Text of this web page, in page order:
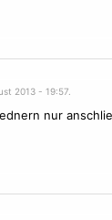
2013 - 19:57.
nur